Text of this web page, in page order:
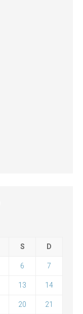
S D
6 7
13 14
20 21